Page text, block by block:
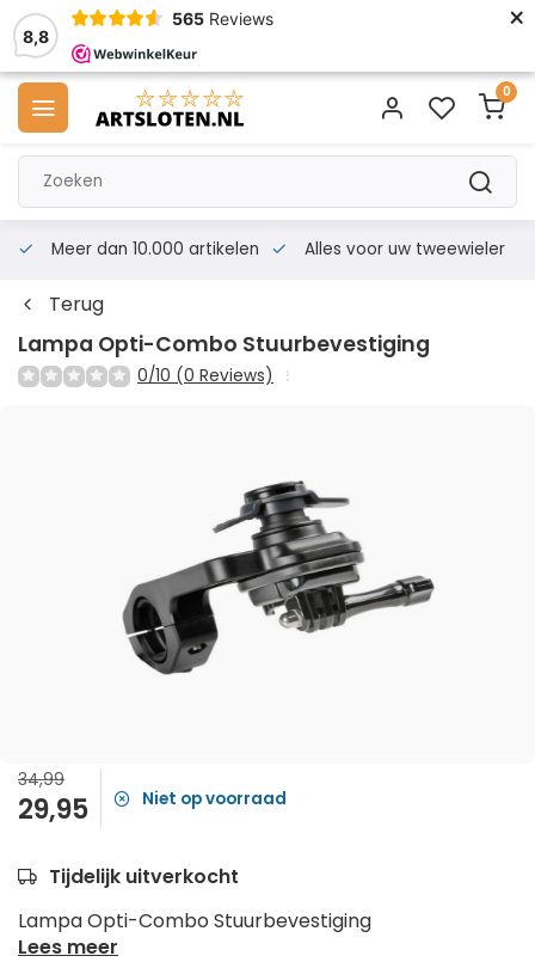
8,8
565 Reviews ×
0
Meer dan 10.000 artikelen Alles voor uw tweewieler
Terug
Lampa Opti-Combo Stuurbevestiging
0/10 (0 Reviews)
34,99
29,95 Niet op voorraad
Tijdelijk uitverkocht
Lampa Opti-Combo Stuurbevestiging
Lees meer